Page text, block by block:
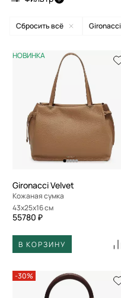
Сбросить всё Gironacci
НОВИНКА
Gironacci Velvet
Кожаная сумка
43x25x16 см
55780 ₽
В КОРЗИНУ
-30%